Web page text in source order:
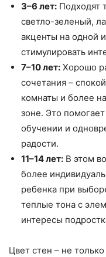
3–6 лет: Подходят
светло-зеленый,
акценты на одной
стимулировать
7–10 лет: Хорошо
сочетания –
комнаты и более
зоне. Это
обучении и
радости.
11–14 лет: В этом
более
ребенка при
теплые тона с
интересы
Цвет стен – не